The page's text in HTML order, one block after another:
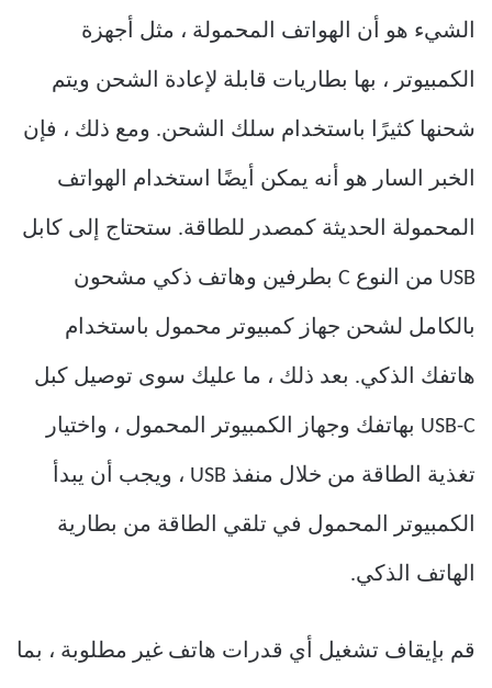
الشيء هو أن الهواتف المحمولة ، مثل أجهزة
الكمبيوتر ، بها بطاريات قابلة لإعادة الشحن ويتم
شحنها كثيرًا باستخدام سلك الشحن. ومع ذلك ، فإن
الخبر السار هو أنه يمكن أيضًا استخدام الهواتف
المحمولة الحديثة كمصدر للطاقة. ستحتاج إلى كابل
USB من النوع C بطرفين وهاتف ذكي مشحون
بالكامل لشحن جهاز كمبيوتر محمول باستخدام
هاتفك الذكي. بعد ذلك ، ما عليك سوى توصيل كبل
USB-C بهاتفك وجهاز الكمبيوتر المحمول ، واختيار
تغذية الطاقة من خلال منفذ USB ، ويجب أن يبدأ
الكمبيوتر المحمول في تلقي الطاقة من بطارية
الهاتف الذكي.
قم بإيقاف تشغيل أي قدرات هاتف غير مطلوبة ، بما